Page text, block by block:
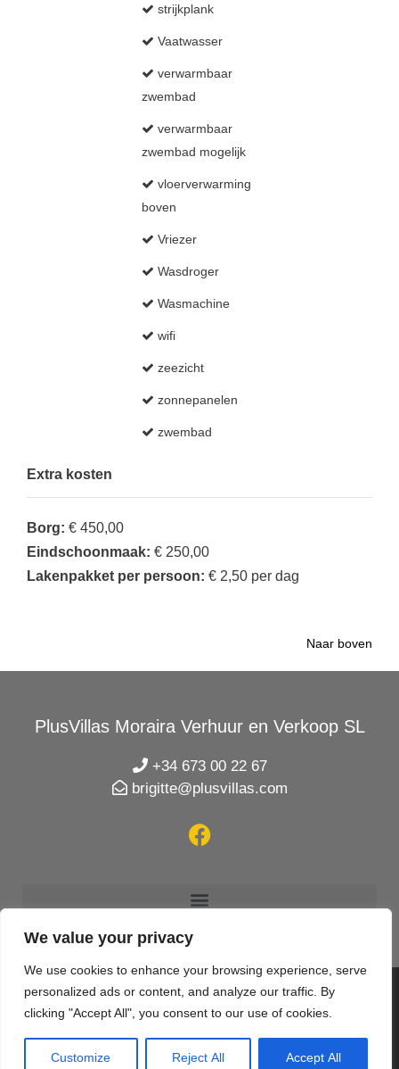
We value your privacy
We use cookies to enhance your browsing experience, serve
personalized ads or content, and analyze our traffic. By
clicking "Accept All", you consent to our use of cookies.
Customize Reject All Accept All
strijkplank
Vaatwasser
verwarmbaar
zwembad
verwarmbaar
zwembad mogelijk
vloerverwarming
boven
Vriezer
Wasdroger
Wasmachine
wifi
zeezicht
zonnepanelen
zwembad
Extra kosten
Borg: € 450,00
Eindschoonmaak: € 250,00
Lakenpakket per persoon: € 2,50 per dag
Naar boven
PlusVillas Moraira Verhuur en Verkoop SL
+34 673 00 22 67
brigitte@plusvillas.com
© 2020 PlusVillas Moraira Verhuur en Verkoop SL |
Designed & created byMar y San Design Teulada